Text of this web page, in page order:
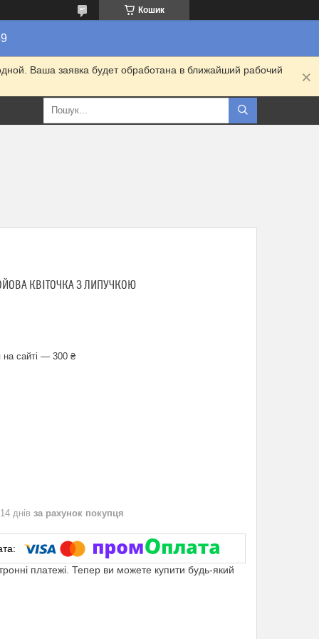
Кошик
Ваша заявка будет обработана в ближайший рабочий
КВІТОЧКА З ЛИПУЧКОЮ
на сайті — 300 ₴
днів за рахунок покупця
платежі. Тепер ви можете купити будь-який